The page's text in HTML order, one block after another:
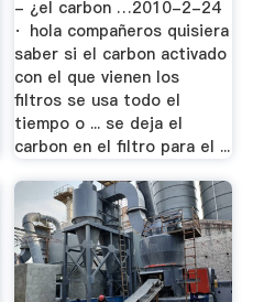
- ¿el carbon …2010-2-24
· hola compañeros quisiera
saber si el carbon activado
con el que vienen los
filtros se usa todo el
tiempo o ... se deja el
carbon en el filtro para el ...